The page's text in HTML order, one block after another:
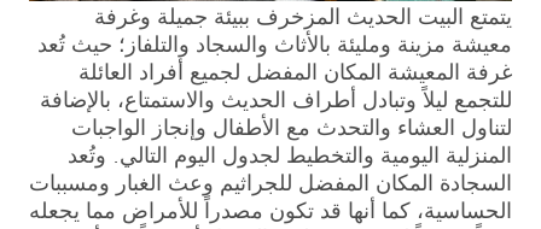
يتمتع البيت الحديث المزخرف ببيئة جميلة وغرفة
معيشة مزينة ومليئة بالأثاث والسجاد والتلفاز؛ حيث تُعد
غرفة المعيشة المكان المفضل لجميع أفراد العائلة
للتجمع ليلاً وتبادل أطراف الحديث والاستمتاع، بالإضافة
لتناول العشاء والتحدث مع الأطفال وإنجاز الواجبات
المنزلية اليومية والتخطيط لجدول اليوم التالي. وتُعد
السجادة المكان المفضل للجراثيم وعث الغبار ومسببات
الحساسية، كما أنها قد تكون مصدراً للأمراض مما يجعله